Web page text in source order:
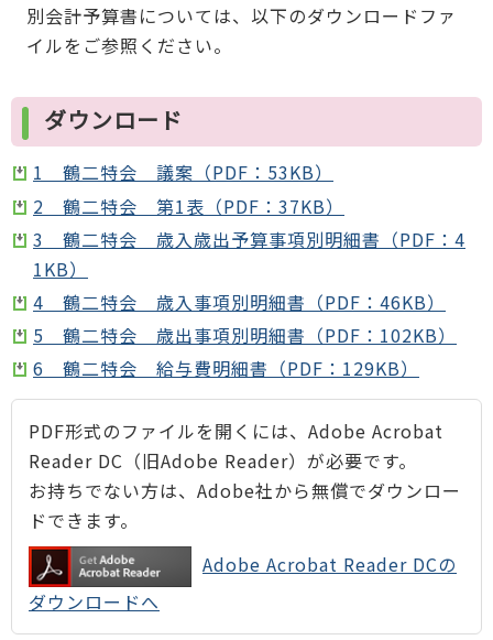
別会計予算書については、以下のダウンロードファ
イルをご参照ください。
ダウンロード
1 鶴二特会 議案（PDF：53KB）
2 鶴二特会 第1表（PDF：37KB）
3 鶴二特会 歳入歳出予算事項別明細書（PDF：4
1KB）
4 鶴二特会 歳入事項別明細書（PDF：46KB）
5 鶴二特会 歳出事項別明細書（PDF：102KB）
6 鶴二特会 給与費明細書（PDF：129KB）
PDF形式のファイルを開くには、Adobe Acrobat
Reader DC（旧Adobe Reader）が必要です。
お持ちでない方は、Adobe社から無償でダウンロー
ドできます。
Adobe Acrobat Reader DCの
ダウンロードへ